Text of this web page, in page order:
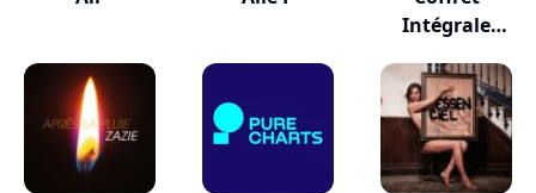
Intégrale